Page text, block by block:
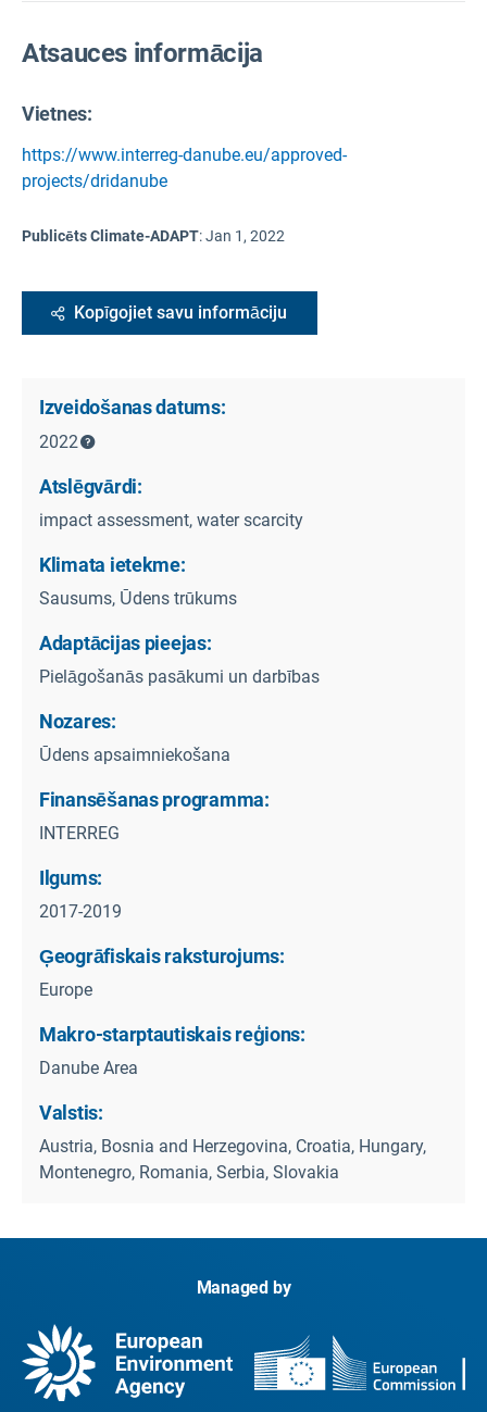
Atsauces informācija
Vietnes:
https://www.interreg-danube.eu/approved-
projects/dridanube
Publicēts Climate-ADAPT:Jan 1, 2022
Kopīgojiet savu informāciju
Izveidošanas datums:
2022
Atslēgvārdi:
impact assessment, water scarcity
Klimata ietekme:
Sausums, Ūdens trūkums
Adaptācijas pieejas:
Pielāgošanās pasākumi un darbības
Nozares:
Ūdens apsaimniekošana
Finansēšanas programma:
INTERREG
Ilgums:
2017-2019
Ģeogrāfiskais raksturojums:
Europe
Makro-starptautiskais reģions:
Danube Area
Valstis:
Austria, Bosnia and Herzegovina, Croatia, Hungary,
Montenegro, Romania, Serbia, Slovakia
Managed by